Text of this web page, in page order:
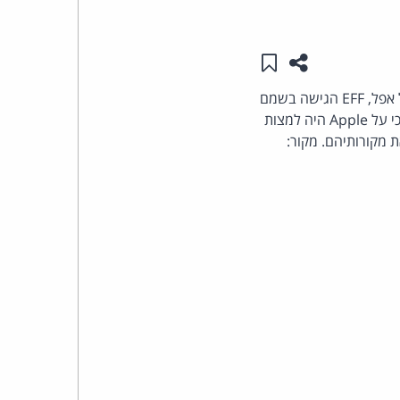
שתפו עמוד זה
שמור ב"תכנים שלי"
שהדליפו להם סודות טכנולוגיים של אפל, EFF הגישה בשמם
ערעור. הערעור טוען שהפסיקה פוגעת בתיקון הראשון לחוקה האמריקאית המגן על חופש הביטוי וכי על Apple היה למצות
מקור: